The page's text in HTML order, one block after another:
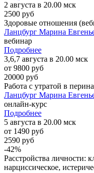
2 августа в 20.00 мск
2500 руб
Здоровые отношения
Ланцбург Марина
вебинар
Подробнее
3,6,7 августа в 20.00 мск
от 9800 руб
20000 руб
Работа с утратой в
Ланцбург Марина
онлайн-курс
Подробнее
5 августа в 20.00 мск
от 1490 руб
2590 руб
-42%
Расстройства личности:
нарциссическое,